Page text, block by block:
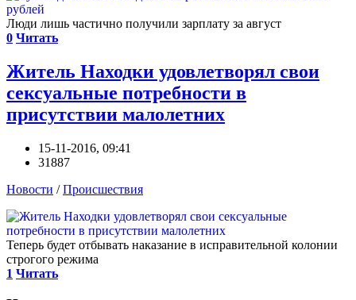
Люди лишь частично получили зарплату за август
0 Читать
Житель Находки удовлетворял свои
сексуальные потребности в
присутствии малолетних
15-11-2016, 09:41
31887
Новости /Происшествия
Теперь будет отбывать наказание в исправительной колонии
строгого режима
1 Читать